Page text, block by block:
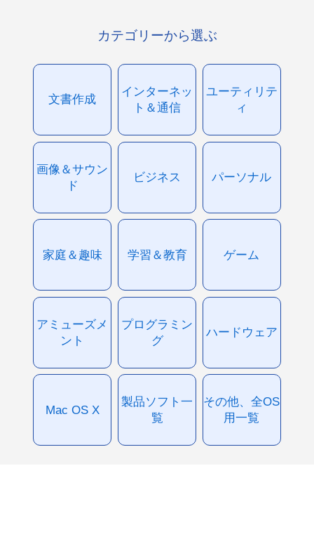
カテゴリーから選ぶ
文書作成
インターネッ
ト＆通信
ユーティリテ
ィ
画像＆サウン
ド
ビジネス パーソナル
家庭＆趣味 学習＆教育 ゲーム
アミューズメ
ント
プログラミン
グ
ハードウェア
Mac OS X
製品ソフト一
覧
その他、全OS
用一覧